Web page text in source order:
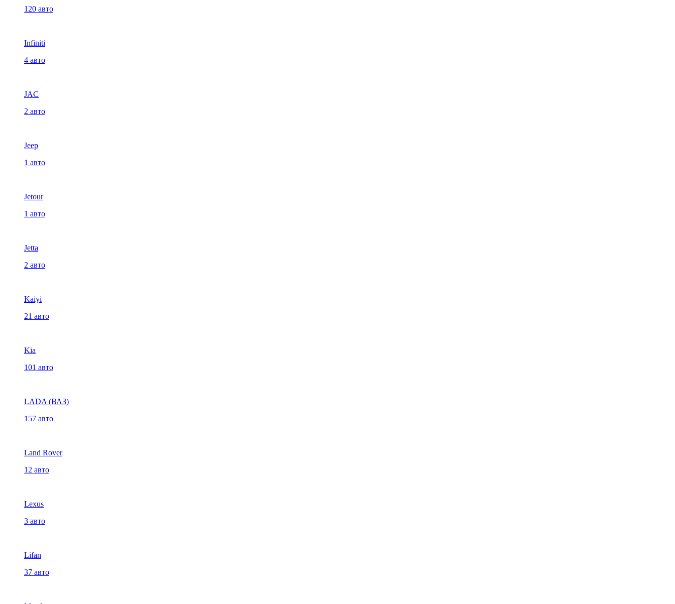
120 авто
Infiniti
4 авто
JAC
2 авто
Jeep
1 авто
Jetour
1 авто
Jetta
2 авто
Kaiyi
21 авто
Kia
101 авто
LADA (ВАЗ)
157 авто
Land Rover
12 авто
Lexus
3 авто
Lifan
37 авто